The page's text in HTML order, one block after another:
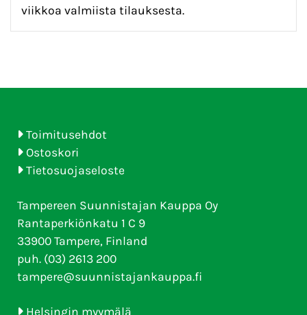
viikkoa valmiista tilauksesta.
Toimitusehdot
Ostoskori
Tietosuojaseloste
Tampereen Suunnistajan Kauppa Oy
Rantaperkiönkatu 1 C 9
33900 Tampere, Finland
puh. (03) 2613 200
tampere@suunnistajankauppa.fi
Helsingin myymälä